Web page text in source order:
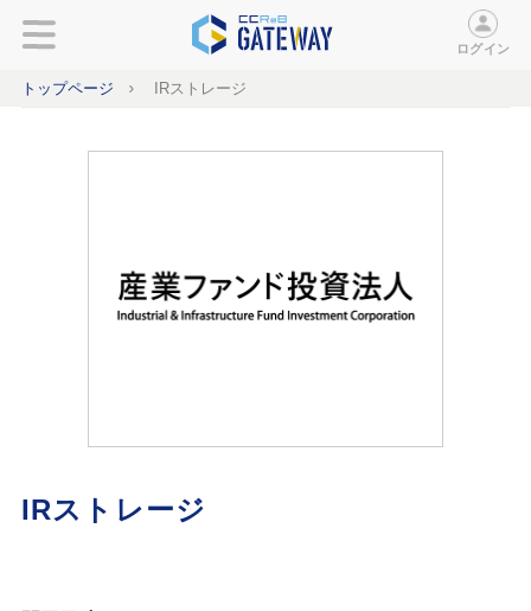
ログイン
トップページ IRストレージ
IRストレージ